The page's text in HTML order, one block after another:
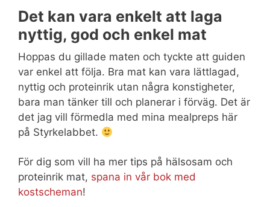
Det kan vara enkelt att laga
nyttig, god och enkel mat
Hoppas du gillade maten och tyckte att guiden
var enkel att följa. Bra mat kan vara lättlagad,
nyttig och proteinrik utan några konstigheter,
bara man tänker till och planerar i förväg. Det är
det jag vill förmedla med mina mealpreps här
på Styrkelabbet.
För dig som vill ha mer tips på hälsosam och
proteinrik mat, spana in vår bok med
kostscheman!